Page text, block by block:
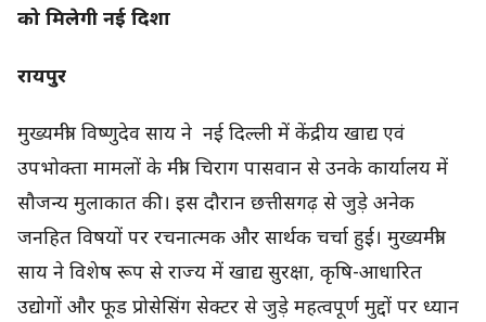
को मिलेगी नई दिशा
रायपुर
मुख्यमंत्री विष्णुदेव साय ने नई दिल्ली में केंद्रीय खाद्य एवं
उपभोक्ता मामलों के मंत्री चिराग पासवान से उनके कार्यालय में
सौजन्य मुलाकात की। इस दौरान छत्तीसगढ़ से जुड़े अनेक
जनहित विषयों पर रचनात्मक और सार्थक चर्चा हुई। मुख्यमंत्री
साय ने विशेष रूप से राज्य में खाद्य सुरक्षा, कृषि-आधारित
उद्योगों और फूड प्रोसेसिंग सेक्टर से जुड़े महत्वपूर्ण मुद्दों पर ध्यान